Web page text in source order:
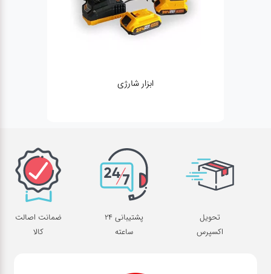
ژنراتور
تحویل
اکسپرس
پشتیبانی 24
ساعته
ضمانت اصالت
کالا